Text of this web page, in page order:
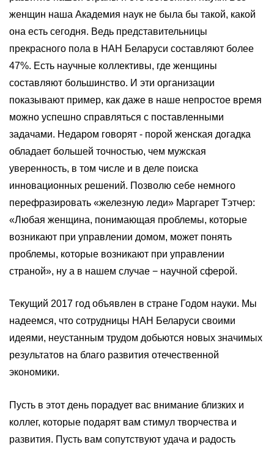
женщин наша Академия наук не была бы такой, какой
она есть сегодня. Ведь представительницы
прекрасного пола в НАН Беларуси составляют более
47%. Есть научные коллективы, где женщины
составляют большинство. И эти организации
показывают пример, как даже в наше непростое время
можно успешно справляться с поставленными
задачами. Недаром говорят - порой женская догадка
обладает большей точностью, чем мужская
уверенность, в том числе и в деле поиска
инновационных решений. Позволю себе немного
перефразировать «железную леди» Маргарет Тэтчер:
«Любая женщина, понимающая проблемы, которые
возникают при управлении домом, может понять
проблемы, которые возникают при управлении
страной», ну а в нашем случае − научной сферой.
Текущий 2017 год объявлен в стране Годом науки. Мы
надеемся, что сотрудницы НАН Беларуси своими
идеями, неустанным трудом добьются новых значимых
результатов на благо развития отечественной
экономики.
Пусть в этот день порадует вас внимание близких и
коллег, которые подарят вам стимул творчества и
развития. Пусть вам сопутствуют удача и радость